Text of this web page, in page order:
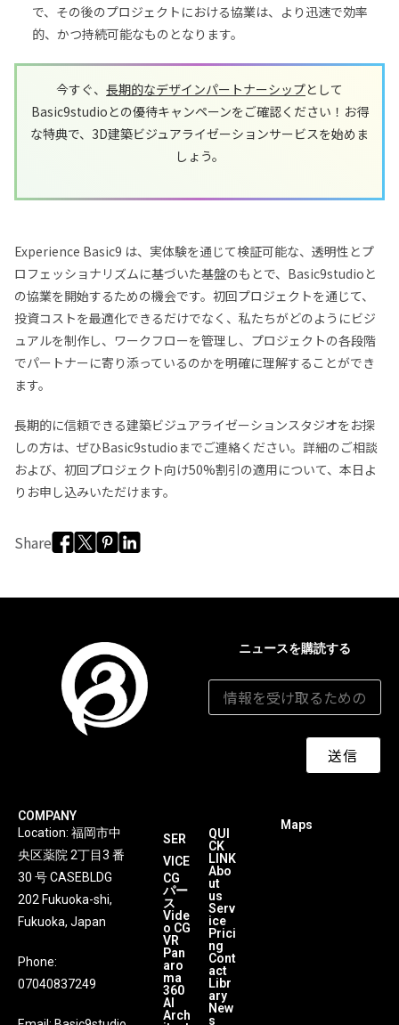
で、その後のプロジェクトにおける協業は、より迅速で効率
的、かつ持続可能なものとなります。
今すぐ、 長期的なデザインパートナーシップとして
Basic9studioとの優待キャンペーンをご確認ください！お得
な特典で、3D建築ビジュアライゼーションサービスを始めま
しょう。
Experience Basic9 は、実体験を通じて検証可能な、透明性とプ
ロフェッショナリズムに基づいた基盤のもとで、Basic9studioと
の協業を開始するための機会です。初回プロジェクトを通じて、
投資コストを最適化できるだけでなく、私たちがどのようにビジ
ュアルを制作し、ワークフローを管理し、プロジェクトの各段階
でパートナーに寄り添っているのかを明確に理解することができ
ます。
長期的に信頼できる建築ビジュアライゼーションスタジオをお探
しの方は、ぜひBasic9studioまでご連絡ください。詳細のご相談
および、初回プロジェクト向け50%割引の適用について、本日よ
りお申し込みいただけます。
Share
ニュースを購読する
送信
COMPANY
Location: 福岡市中
央区薬院 2丁目3 番
30 号 CASEBLDG
202 Fukuoka-shi,
Fukuoka, Japan
Phone:
07040837249
SER
VICE
CG
パー
ス
Vide
o CG
VR
Pan
aro
ma
360
AI
Arch
QUI
CK
LINK
Abo
ut
us
Serv
ice
Prici
ng
Cont
act
Libr
ary
New
s
Maps